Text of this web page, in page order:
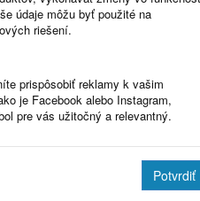
Zmlúv ) ...
č. 24/2006 Z.z. o
údaje môžu byť použité na
riešení.
prispôsobiť reklamy k vašim
je Facebook alebo Instagram,
pre vás užitočný a relevantný.
Potvrdiť